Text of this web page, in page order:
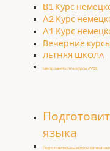
B1 Курс
A2 Курс
A1 Курс
Вечерние
ЛЕТНЯЯ ШКОЛА
Центр занятости и курсы AVGS
языка
Подготовительные курсы математики